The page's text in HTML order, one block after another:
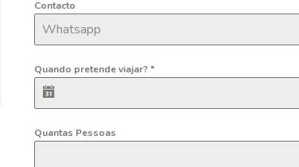
Contacto
Quando pretende viajar?*
Quantas Pessoas